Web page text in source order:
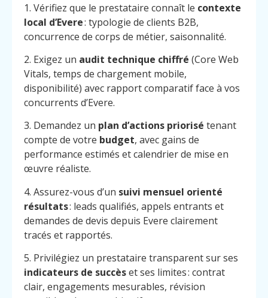
Appelez
1. Vérifiez que le prestataire connaît le contexte
local d’Evere: typologie de clients B2B,
concurrence de corps de métier, saisonnalité.
2. Exigez un audit technique chiffré (Core Web
Vitals, temps de chargement mobile,
disponibilité) avec rapport comparatif face à vos
concurrents d’Evere.
3. Demandez un plan d’actions priorisé tenant
compte de votre budget, avec gains de
performance estimés et calendrier de mise en
œuvre réaliste.
4. Assurez-vous d’un suivi mensuel orienté
résultats: leads qualifiés, appels entrants et
demandes de devis depuis Evere clairement
tracés et rapportés.
5. Privilégiez un prestataire transparent sur ses
indicateurs de succèset ses limites : contrat
clair, engagements mesurables, révision